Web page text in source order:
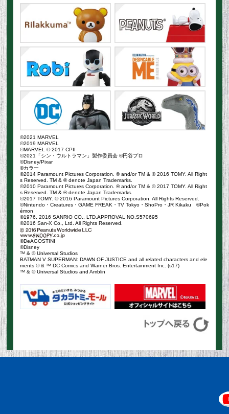
©2021 MARVEL
©2019 MARVEL
©MARVEL © 2017 CPII
©2021「シン・ウルトラマン」製作委員会 ©円谷プロ
©Disney/Pixar
©カラー
©2014 Paramount Pictures Corporation. ® and/or TM & © 2016 TOMY. All Right
s Reserved. TM & ® denote Japan Trademarks.
©2010 Paramount Pictures Corporation. ® and/or TM & © 2017 TOMY. All Right
s Reserved. TM & ® denote Japan Trademarks.
©2017 TOMY. © 2016 Paramount Pictures Corporation. All Rights Reserved.
©Nintendo・Creatures・GAME FREAK・TV Tokyo・ShoPro・JR Kikaku ©Pok
émon
©1976, 2016 SANRIO CO., LTD.APPROVAL NO.S570695
©2016 San-X Co., Ltd. All Rights Reserved.
©DeAGOSTINI
©Disney
TM& © Universal Studios
BATMAN V SUPERMAN: DAWN OF JUSTICE and all related characters and ele
ments © & TMDC Comics and Warner Bros. Entertainment Inc. (s17)
TM& © Universal Studios and Amblin